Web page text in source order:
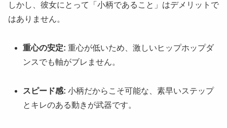
しかし、彼女にとって「小柄であること」はデメリットで
はありません。
重心の安定: 重心が低いため、激しいヒップホップダ
ンスでも軸がブレません。
スピード感: 小柄だからこそ可能な、素早いステップ
とキレのある動きが武器です。